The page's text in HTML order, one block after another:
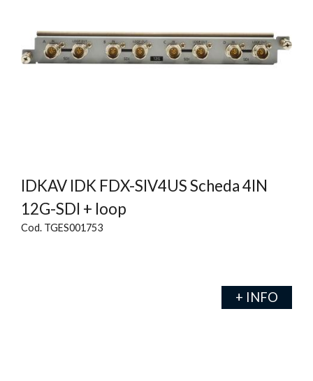
IDKAV IDK FDX-SIV4US Scheda 4IN
12G-SDI + loop
Cod. TGES001753
+ INFO